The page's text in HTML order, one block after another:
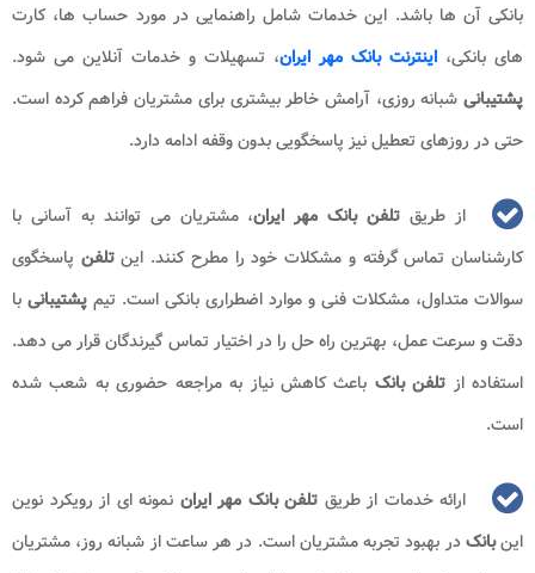
بانکی آن ها باشد. این خدمات شامل راهنمایی در مورد حساب ها، کارت
های بانکی، اینترنت بانک مهر ایران، تسهیلات و خدمات آنلاین می شود.
پشتیبانی شبانه روزی، آرامش خاطر بیشتری برای مشتریان فراهم کرده است.
حتی در روزهای تعطیل نیز پاسخگویی بدون وقفه ادامه دارد.
از طریق تلفن بانک مهر ایران، مشتریان می توانند به آسانی با
کارشناسان تماس گرفته و مشکلات خود را مطرح کنند. اینتلفن پاسخگوی
سوالات متداول، مشکلات فنی و موارد اضطراری بانکی است. تیم پشتیبانی با
دقت و سرعت عمل، بهترین راه حل را در اختیار تماس گیرندگان قرار می دهد.
استفاده از تلفن بانک باعث کاهش نیاز به مراجعه حضوری به شعب شده
است.
ارائه خدمات از طریق تلفن بانک مهر ایران نمونه ای از رویکرد نوین
اینبانکدر بهبود تجربه مشتریان است. در هر ساعت از شبانه روز، مشتریان